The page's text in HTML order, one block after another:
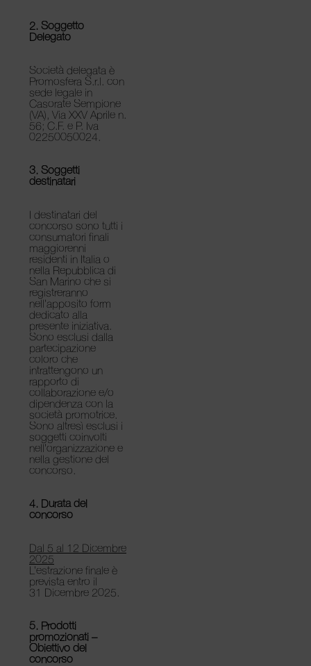
2. Soggetto
Delegato
Società delegata è
Promosfera S.r.l. con
sede legale in
Casorate Sempione
(VA), Via XXV Aprile n.
56; C.F. e P. Iva
02250050024.
3. Soggetti
destinatari
I destinatari del
concorso sono tutti i
consumatori finali
maggiorenni
residenti in Italia o
nella Repubblica di
San Marino che si
registreranno
nell’apposito form
dedicato alla
presente iniziativa.
Sono esclusi dalla
partecipazione
coloro che
intrattengono un
rapporto di
collaborazione e/o
dipendenza con la
società promotrice.
Sono altresì esclusi i
soggetti coinvolti
nell’organizzazione e
nella gestione del
concorso.
4. Durata del
concorso
Dal 5 al 12 Dicembre
2025
L’estrazione finale è
prevista entro il
31 Dicembre 2025.
5. Prodotti
promozionati –
Obiettivo del
concorso